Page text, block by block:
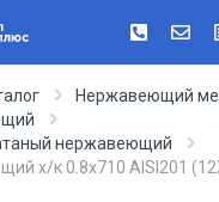
Нержавеющий
нержавеющий
х/к 0.8х710 AISI201